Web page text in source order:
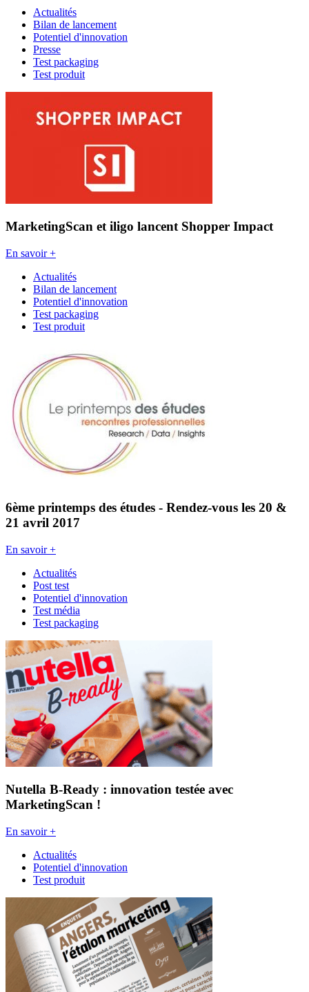
Actualités
Bilan de lancement
Potentiel d'innovation
Presse
Test packaging
Test produit
MarketingScan et iligo lancent Shopper Impact
En savoir +
Actualités
Bilan de lancement
Potentiel d'innovation
Test packaging
Test produit
6ème printemps des études - Rendez-vous les 20 &
21 avril 2017
En savoir +
Actualités
Post test
Potentiel d'innovation
Test média
Test packaging
Nutella B-Ready : innovation testée avec
MarketingScan !
En savoir +
Actualités
Potentiel d'innovation
Test produit